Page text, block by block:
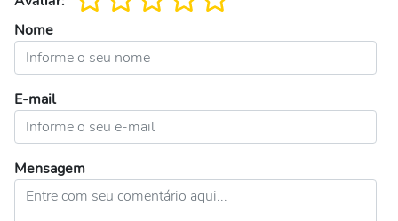
Nome
E-mail
Mensagem